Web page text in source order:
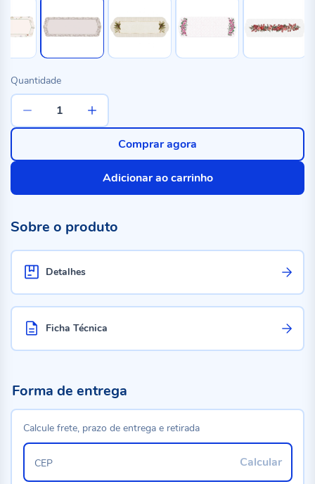
Quantidade
Adicionar ao carrinho
Comprar agora
Sobre o produto
Detalhes
Ficha Técnica
Forma de entrega
Calcule frete, prazo de entrega e retirada
Calcular
CEP